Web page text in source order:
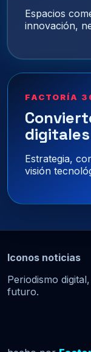
Espacios
innovación,
FACTORÍA
Estrategia,
visión
Iconos noticias
Periodismo
futuro.